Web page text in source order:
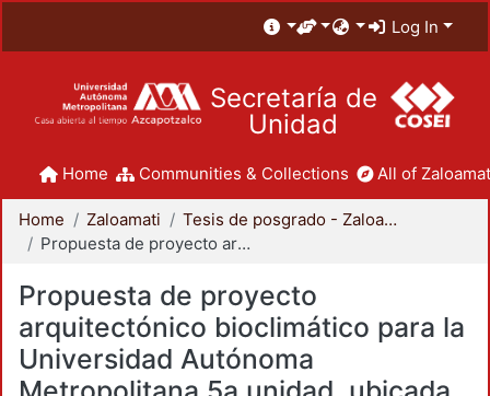
Log In
Secretaría de
Unidad
Home Communities & Collections All of
Home Zaloamati
Tesis de posgrado - Zaloamati
Propuesta de proyecto arquitectónico bioclimático para la Universidad Autónoma Metropolitana 5a unidad, ubicada en Tuxtla Gutiérrez, Chiapas, clima cálido semi-húmedo
Propuesta de proyecto
arquitectónico bioclimático para la
Universidad Autónoma